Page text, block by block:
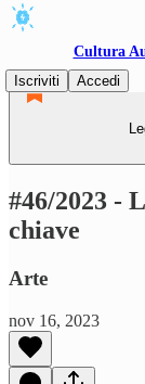
Cultura
Iscriviti
Accedi
#46/2023 -
chiave
Arte
nov 16, 2023